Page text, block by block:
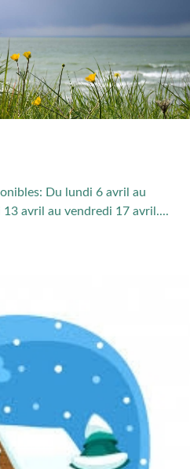
Du lundi 6 avril au
avril au vendredi 17 avril....